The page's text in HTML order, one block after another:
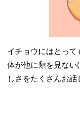
イチョウにはとって
体が他に類を見ない
しさをたくさんお話